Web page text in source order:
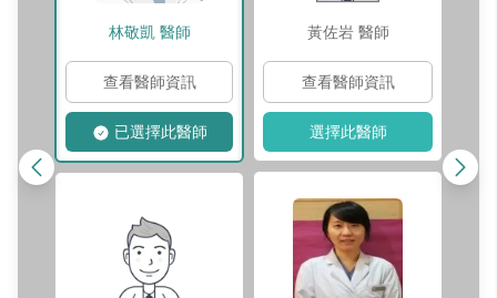
林敬凱 醫師
查看醫師資訊
已選擇此醫師
黃佐岩 醫師
查看醫師資訊
選擇此醫師